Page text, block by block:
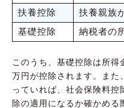
扶養控除
扶養親族
基礎控除
納税者の
このうち、基礎控除は所
万円が控除されます。また
っていれば、社会保険料
除の適用になるか確かめる